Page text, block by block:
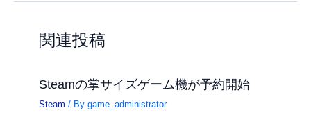
関連投稿
Steamの掌サイズゲーム機が予約開始
Steam / Bygame_administrator